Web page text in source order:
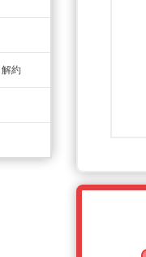
約